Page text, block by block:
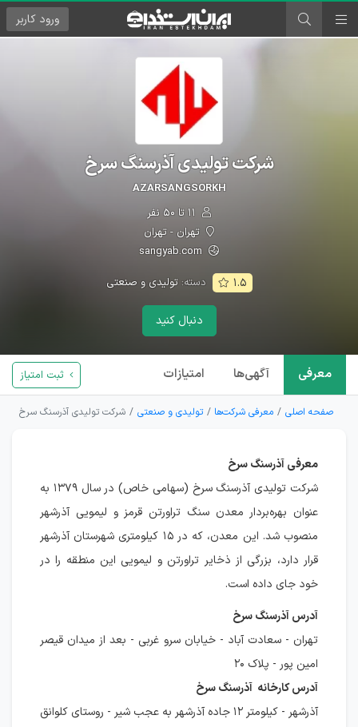
ورود کاربر
شرکت تولیدی آذرسنگ سرخ
AZARSANGSORKH
تهران - تهران
۱.۵ دسته:تولیدی و صنعتی
دنبال کنید
معرفی آگهی‌ها امتیازات ثبت امتیاز
صفحه اصلی معرفی شرکت‌ها تولیدی و صنعتی شرکت تولیدی آذرسنگ سرخ
معرفی آذرسنگ سرخ
شرکت تولیدی آذرسنگ سرخ (سهامی خاص) در سال ۱۳۷۹ به
عنوان بهره‌بردار معدن سنگ تراورتن قرمز و لیمویی آذرشهر
منصوب شد. این معدن، که در ۱۵ کیلومتری شهرستان آذرشهر
قرار دارد، بزرگی از ذخایر تراورتن و لیمویی این منطقه را در
خود جای داده است.
آدرس آذرسنگ سرخ
تهران - سعادت آباد - خیابان سرو غربی - بعد از میدان قیصر
امین پور - پلاک ۲۰
آدرس کارخانه آذرسنگ سرخ
آذرشهر - کیلومتر ۱۲ جاده آذرشهر به عجب شیر - روستای کلوانق